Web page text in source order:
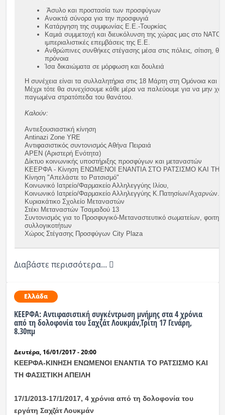
Άσυλο και προστασία των προσφύγων
Ανοικτά σύνορα για την προσφυγιά
Κατάργηση της συμφωνίας Ε.Ε.-Τουρκίας
Καμιά συμμετοχή και διευκόλυνση της χώρας μας στο ΝΑΤΟ,
ιμπεριαλιστικές επεμβάσεις της Ε.Ε.
Ανθρώπινες συνθήκες στέγασης μέσα στις πόλεις, σίτιση,
πρόνοια
Ίσα δικαιώματα σε μόρφωση και δουλειά
Η συνέχεια είναι τα συλλαλητήρια στις 18 Μάρτη στη Ομόνοια και
Μέχρι τότε θα συνεχίσουμε κάθε μέρα να παλεύουμε για να μην
παγωμένα στρατόπεδα του θανάτου.
Kαλούν:
Αντιεξουσιαστική κίνηση
Antinazi Zone YRE
Αντιφασιστικός συντονισμός Αθήνα Πειραιά
ΑΡΕΝ (Αριστερή Ενότητα)
Δίκτυο κοινωνικής υποστήριξης προσφύγων και μεταναστών
ΚΕΕΡΦΑ - Κίνηση ΕΝΩΜΕΝΟΙ ΕΝΑΝΤΙΑ ΣΤΟ ΡΑΤΣΙΣΜΟ ΚΑΙ ΤΗ
Κίνηση "Απελάστε το Ρατσισμό"
Κοινωνικό Ιατρείο/Φαρμακείο Αλληλεγγύης Ιλίου,
Κοινωνικό Ιατρείο/Φαρμακείο Αλληλεγγύης Κ.Πατησίων/Αχαρνών.
Κυριακάτικο Σχολείο Μεταναστών
Στέκι Μεταναστών Τσαμαδού 13
Συντονισμός για το Προσφυγικό-Μεταναστευτικό σωματείων,
συλλογικοτήτων
Χώρος Στέγασης Προσφύγων City Plaza
Διαβάστε περισσότερα...
Ελλάδα
ΚΕΕΡΦΑ: Αντιφασιστική συγκέντρωση μνήμης στα 4 χρόνια
από τη δολοφονία του Σαχζάτ Λουκμάν,Τρίτη 17 Γενάρη,
8.30πμ
Δευτέρα, 16/01/2017 - 20:00
ΚΕΕΡΦΑ-ΚΙΝΗΣΗ ΕΝΩΜΕΝΟΙ ΕΝΑΝΤΙΑ ΤΟ ΡΑΤΣΙΣΜΟ ΚΑΙ
ΤΗ ΦΑΣΙΣΤΙΚΗ ΑΠΕΙΛΗ
17/1/2013-17/1/2017, 4 χρόνια από τη δολοφονία του
εργάτη Σαχζάτ Λουκμάν